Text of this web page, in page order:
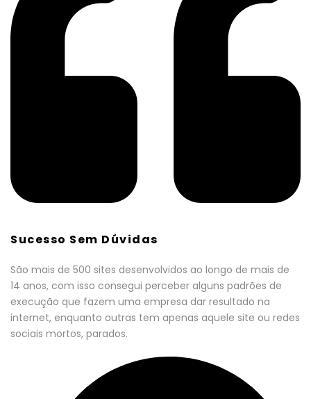
Sucesso Sem Dúvidas
São mais de 500 sites desenvolvidos ao longo de mais de
14 anos, com isso consegui perceber alguns padrões de
execução que fazem uma empresa dar resultado na
internet, enquanto outras tem apenas aquele site ou redes
sociais mortos, parados.